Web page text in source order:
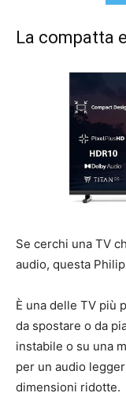
La compatta
Se cerchi una TV
audio, questa
È una delle TV più
da spostare o da
instabile o su una
per un audio
dimensioni ridotte.